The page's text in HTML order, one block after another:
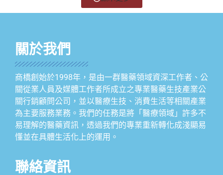
關於我們
商橋創始於1998年，是由一群醫藥領域資深工作者、公
關從業人員及媒體工作者所成立之專業醫藥生技產業公
關行銷顧問公司，並以醫療生技、消費生活等相關產業
為主要服務業務。我們的任務是將「醫療領域」許多不
易理解的醫藥資訊，透過我們的專業重新轉化成淺顯易
懂並在具體生活化上的運用。
聯絡資訊